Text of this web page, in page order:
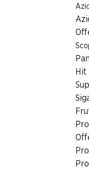
Hit
Ricerca di
Filiale Denner
5430
Landstrasse 79,